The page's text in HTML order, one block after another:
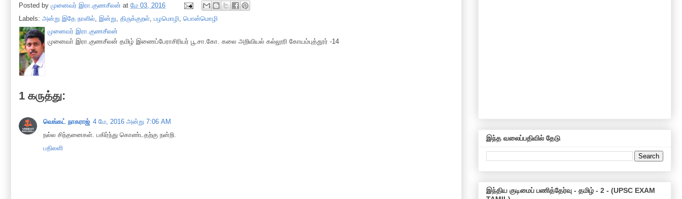
Posted by முனைவர் இரா.குணசீலன் at மே 03, 2016
Labels: அன்று இதே நாளில், இன்று, திருக்குறள், பழமொழி, பொன்மொழி
முனைவர் இரா.குணசீலன்
முனைவா் இரா.குணசீலன் தமிழ் இணைப்பேராசிரியர் பூ.சா.கோ. கலை அறிவியல் கல்லூரி கோயம்புத்தூர் -14
1 கருத்து:
வெங்கட் நாகராஜ் 4 மே, 2016 அன்று 7:06 AM
நல்ல சிந்தனைகள். பகிர்ந்து கொண்டதற்கு நன்றி.
பதிலளி
இந்த வலைப்பதிவில் தேடு
இந்திய குடிமைப் பணித்தேர்வு - தமிழ் - 2 - (UPSC EXAM